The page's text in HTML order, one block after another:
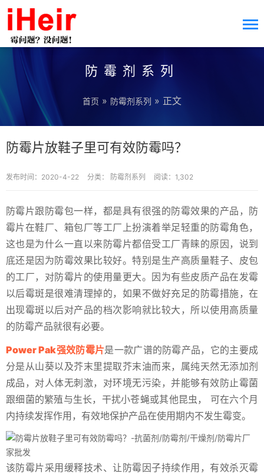
防霉剂系列
首页 » 防霉剂系列 » 正文
防霉片放鞋子里可有效防霉吗？
发布时间：2020-4-22 分类： 防霉剂系列 阅读：1,302
防霉片跟防霉包一样，都是具有很强的防霉效果的产品，防
霉片在鞋厂、箱包厂等工厂上扮演着举足轻重的防霉角色，
这也是为什么一直以来防霉片都倍受工厂青睐的原因，说到
底还是因为防霉效果比较好。特别是生产高质量鞋子、皮包
的工厂，对防霉片的使用量更大。因为有些皮质产品在发霉
以后霉斑是很难清理掉的，如果不做好充足的防霉措施，在
出现霉斑以后对产品的档次影响就比较大，所以使用高质量
的防霉产品就很有必要。
Power Pak强效防霉片是一款广谱的防霉产品，它的主要成
分是从山葵以及芥末里提取芥末油而来，属纯天然无添加剂
成品，对人体无刺激，对环境无污染，并能够有效防止霉菌
跟细菌的繁殖与生长，干扰小苍蝇或其他昆虫， 可在六个月
内持续发挥作用，有效地保护产品在使用期内不发生霉变。
该防霉片采用缓释技术、让防霉因子持续作用，有效杀灭霉